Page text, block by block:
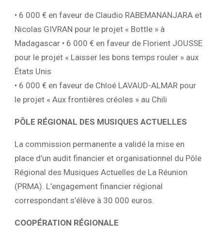
• 6 000 € en faveur de Claudio RABEMANANJARA et
Nicolas GIVRAN pour le projet « Bottle » à
Madagascar • 6 000 € en faveur de Florient JOUSSE
pour le projet « Laisser les bons temps rouler » aux
États Unis
• 6 000 € en faveur de Chloé LAVAUD-ALMAR pour
le projet « Aux frontières créoles » au Chili
PÔLE RÉGIONAL DES MUSIQUES ACTUELLES
La commission permanente a validé la mise en
place d’un audit financier et organisationnel du Pôle
Régional des Musiques Actuelles de La Réunion
(PRMA). L’engagement financier régional
correspondant s’élève à 30 000 euros.
COOPÉRATION RÉGIONALE